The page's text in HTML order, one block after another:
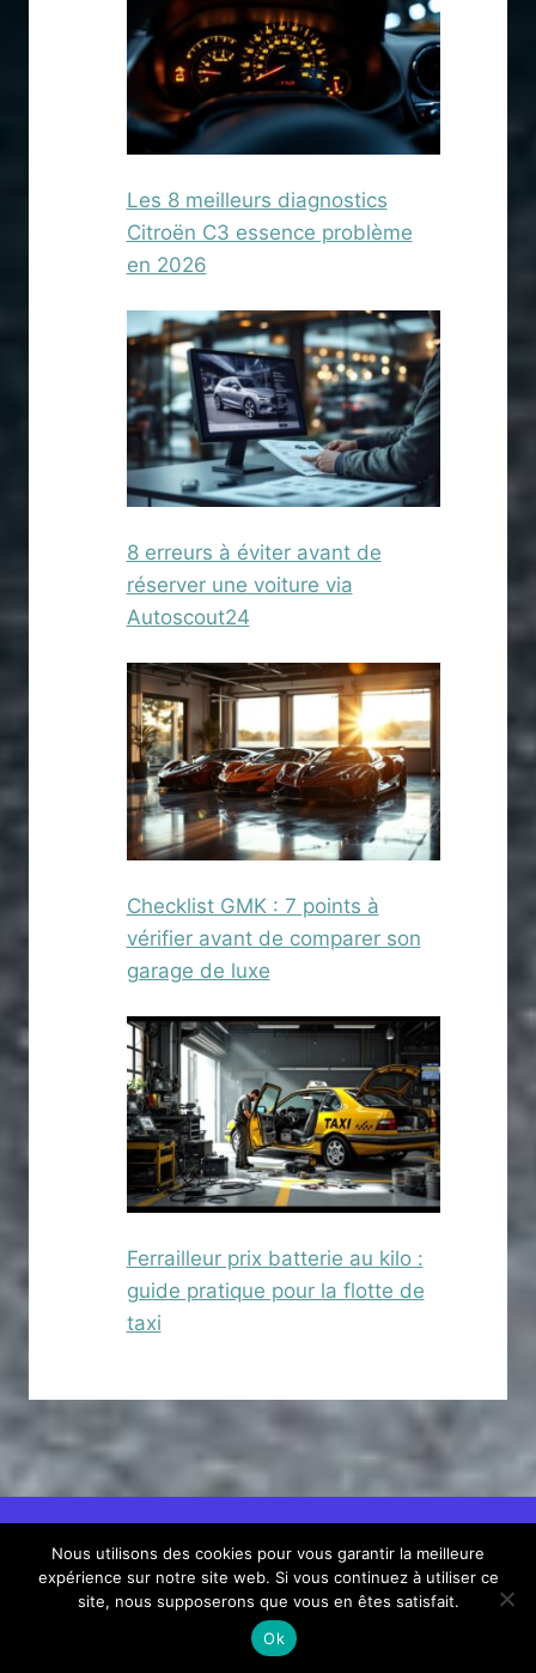
Les 8 meilleurs diagnostics
Citroën C3 essence problème
en 2026
8 erreurs à éviter avant de
réserver une voiture via
Autoscout24
Checklist GMK : 7 points à
vérifier avant de comparer son
garage de luxe
Ferrailleur prix batterie au kilo :
guide pratique pour la flotte de
taxi
© 2026 Voiture Achat et LocationNous contacter
-Mentions légales
Nous utilisons des cookies pour vous garantir la meilleure
expérience sur notre site web. Si vous continuez à utiliser ce
site, nous supposerons que vous en êtes satisfait.
Ok